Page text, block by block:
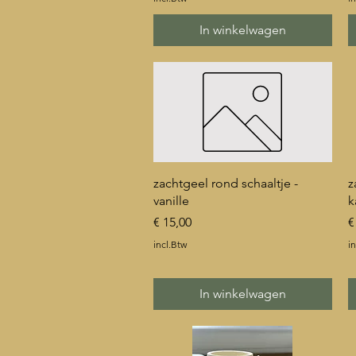
In winkelwagen
Snel overzicht
zachtgeel rond schaaltje -
vanille
Prijs
€ 15,00
incl.Btw
In winkelwagen